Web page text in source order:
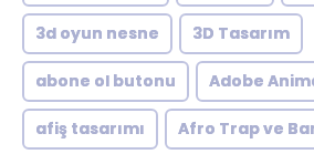
3d oyun nesne 3D Tasarım
abone ol butonu Adobe
afiş tasarımı Afro Trap ve